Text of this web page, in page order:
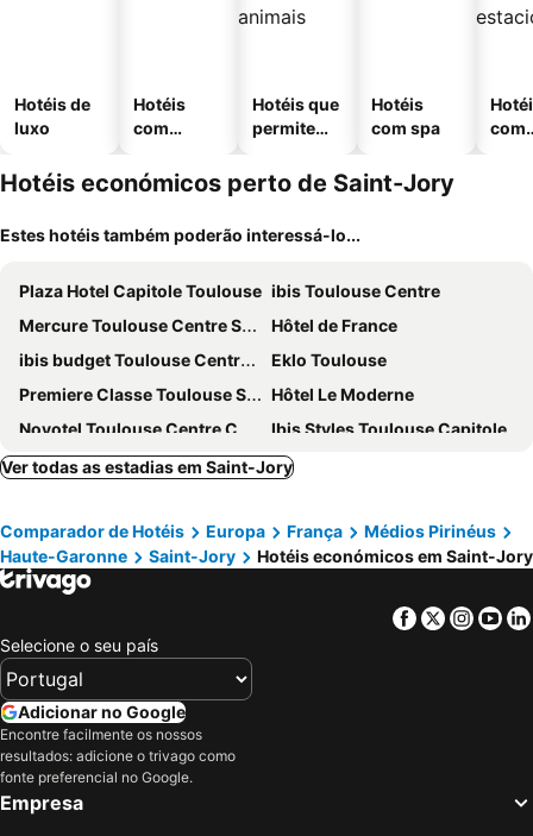
Hotéis de
luxo
Hotéis
com
Hotéis que
permitem
Hotéis
com spa
com
Hotéis económicos perto de Saint-Jory
Estes hotéis também poderão interessá-lo...
Plaza Hotel Capitole Toulouse ibis Toulouse Centre
Mercure Toulouse Centre Saint-Georges Hotel
Hôtel de France
ibis budget Toulouse Centre Gare
Eklo Toulouse
Premiere Classe Toulouse Sesquières
Hôtel Le Moderne
Novotel Toulouse Centre Compans Caffarelli
Ibis Styles Toulouse Capitole
Quality Hotel Toulouse Centre
Le Clocher de Rodez - Centre Gare
Novotel Toulouse Centre Wilson
Hôtel Riquet
The Social Hub Toulouse
Le Grand Balcon Hotel
Ibis Styles Toulouse Centre Canal du Midi
Hôtel Le Pastel
Hôtel Ours Blanc - Wilson
Résidence le Pastel François Verdier
Citiz Hotel
Hotel Albert 1er
Aparthotel Adagio Access Toulouse Jolimont
Nemea Appart Hotel Toulouse Aéroport
Ver todas as estadias em Saint-Jory
Comparador de Hotéis Europa França
Médios Pirinéus
Haute-Garonne
Saint-Jory Hotéis económicos em Saint-Jory
Facebook
Twitter
Selecione o seu país
Adicionar no Google
Encontre facilmente os nossos
resultados: adicione o trivago como
fonte preferencial no Google.
Empresa